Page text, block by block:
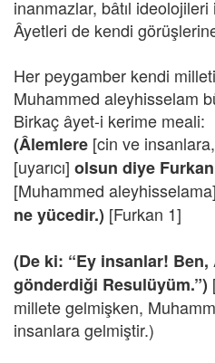
inanmazlar, bâtıl
Âyetleri de kendi
Her peygamber kendi
Muhammed aleyhisselam
Birkaç âyet-i kerime meali:
(Âlemlere [cin ve
[uyarıcı] olsun diye
[Muhammed aleyhisselama]
ne yücedir.) [Furkan 1]
(De ki: “Ey insanlar! Ben,
gönderdiği Resulüyüm.”)
millete gelmişken,
insanlara gelmiştir.)